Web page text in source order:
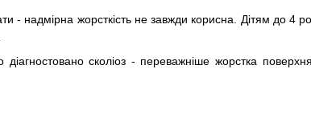
жорсткість не завжди корисна. Дітям до 4
сколіоз - переважніше жорстка